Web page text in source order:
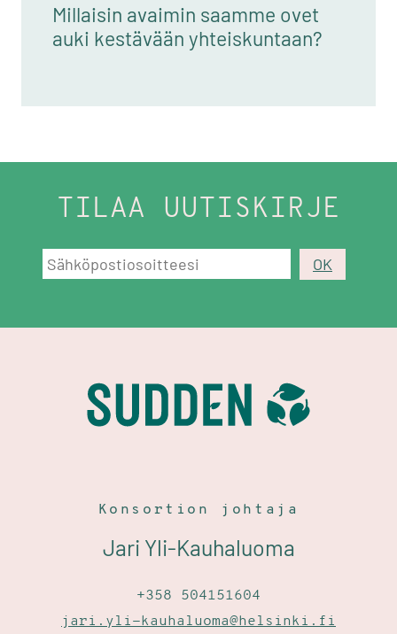
Millaisin avaimin saamme ovet
auki kestävään yhteiskuntaan?
TILAA UUTISKIRJE
Konsortion johtaja
Jari Yli-Kauhaluoma
+358 504151604
jari.yli-kauhaluoma@helsinki.fi